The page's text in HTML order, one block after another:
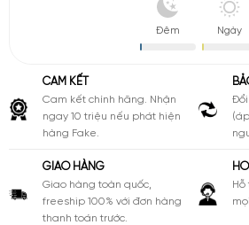
Đêm Ngày
CAM KẾT
Cam kết chính hãng. Nhận
ngay 10 triệu nếu phát hiện
hàng Fake.
GIAO HÀNG
Giao hàng toàn quốc,
freeship 100% với đơn hàng
thanh toán trước.